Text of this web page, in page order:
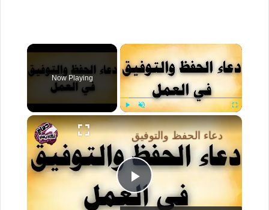
×
Fullscreen
Now Playing
×
P
دعاء الحفظ والتوفيق